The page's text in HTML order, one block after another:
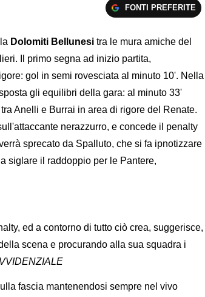
FONTI PREFERITE
Dolomiti Bellunesi tra le mura amiche del
Il primo segna ad inizio partita,
gol in semi rovesciata al minuto 10'. Nella
gli equilibri della gara: al minuto 33'
Anelli e Burrai in area di rigore del Renate.
nerazzurro, e concede il penalty
sprecato da Spalluto, che si fa ipnotizzare
siglare il raddoppio per le Pantere,
ed a contorno di tutto ciò crea, suggerisce,
scena e procurando alla sua squadra i
fascia mantenendosi sempre nel vivo